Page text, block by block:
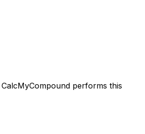
performs this